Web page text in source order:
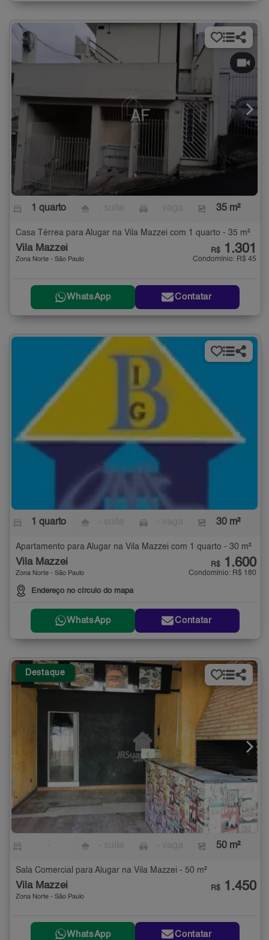
1 quarto 35 m²
Casa Térrea para Alugar na Vila Mazzei com 1 quarto - 35 m²
Vila Mazzei
Zona Norte - São Paulo
R$ 1.301
Condomínio: R$ 45
WhatsApp Contatar
1 quarto 30 m²
Apartamento para Alugar na Vila Mazzei com 1 quarto - 30 m²
Vila Mazzei
Zona Norte - São Paulo
Endereço no círculo do mapa
R$ 1.600
Condomínio: R$ 180
WhatsApp Contatar
Destaque
50 m²
Sala Comercial para Alugar na Vila Mazzei - 50 m²
Vila Mazzei
Zona Norte - São Paulo
R$ 1.450
WhatsApp Contatar